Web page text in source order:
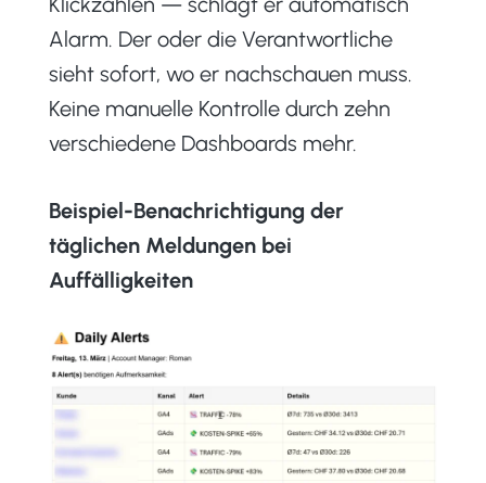
Alarm. Der oder die Verantwortliche
sieht sofort, wo er nachschauen muss.
Keine manuelle Kontrolle durch zehn
verschiedene Dashboards mehr.
Beispiel-Benachrichtigung der
täglichen Meldungen bei
Auffälligkeiten